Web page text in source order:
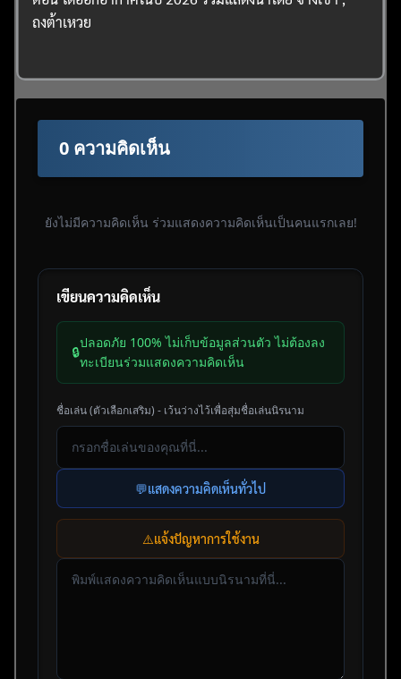
ถงต้าเหวย
0 ความคิดเห็น
ยังไม่มีความคิดเห็น ร่วมแสดงความคิดเห็นเป็นคนแรกเลย!
เขียนความคิดเห็น
🔒
ปลอดภัย 100% ไม่เก็บข้อมูลส่วนตัว ไม่ต้องลง
ทะเบียนร่วมแสดงความคิดเห็น
ชื่อเล่น (ตัวเลือกเสริม) - เว้นว่างไว้เพื่อสุ่มชื่อเล่นนิรนาม
💬แสดงความคิดเห็นทั่วไป
⚠️แจ้งปัญหาการใช้งาน